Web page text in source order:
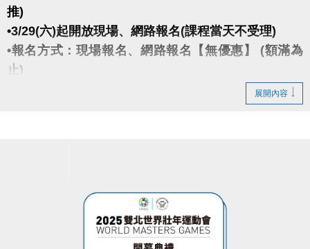
推)
•3/29(六)起開放現場、網路報名(課程當天不受理)
•報名方式：現場報名、網路報名【無優惠】 (額滿為
止)
(以上優惠限同一個人報名多堂，不可多人湊堂數哦!)
dm下載傳送門
https://reurl.cc/YYWyba
展開內容